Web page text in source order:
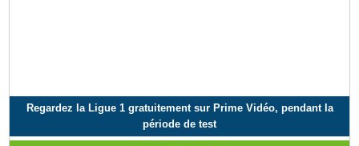
Regardez la Ligue 1 gratuitement sur Prime Vidéo, pendant la
période de test